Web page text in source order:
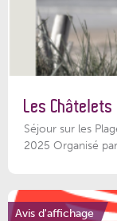
Les
Séjour sur les
2025 Organisé
Avis d'affichage